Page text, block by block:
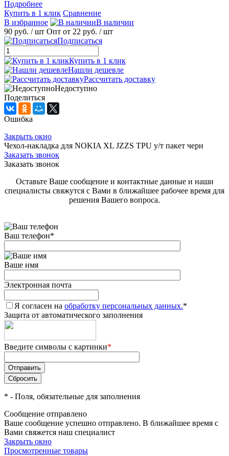
Подробнее
Купить в 1 клик Сравнение
В избранное
В наличии
90 руб. / шт Опт от 22 руб. / шт
Подписаться
Купить в 1 клик
Нашли дешевле
Рассчитать доставку
Недоступно
Поделиться
Ошибка
Закрыть окно
Чехол-накладка для NOKIA XL JZZS TPU у/т пакет черн
Заказать звонок
Заказать звонок
Оставьте Ваше сообщение и контактные данные и наши
специалисты свяжутся с Вами в ближайшее рабочее время для
решения Вашего вопроса.
Ваш телефон*
Ваше имя
Электронная почта
Я согласен на обработку персональных данных.*
Защита от автоматического заполнения
Введите символы с картинки*
* - Поля, обязательные для заполнения
Сообщение отправлено
Ваше сообщение успешно отправлено. В ближайшее время с
Вами свяжется наш специалист
Закрыть окно
Просмотренные товары